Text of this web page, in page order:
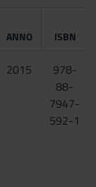
ANNO ISBN
2015
978-
88-
7947-
592-1